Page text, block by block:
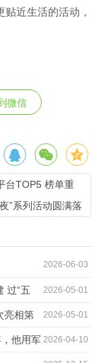
近生活的活动，
微信
台TOP5 榜单重
”系列活动圆满落
2026-06-03
2026-05-01
过“五
2026-05-01
亮相第
2026-04-10
他用军